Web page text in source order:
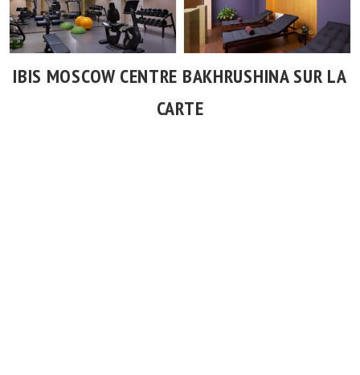
IBIS MOSCOW CENTRE BAKHRUSHINA SUR LA
CARTE